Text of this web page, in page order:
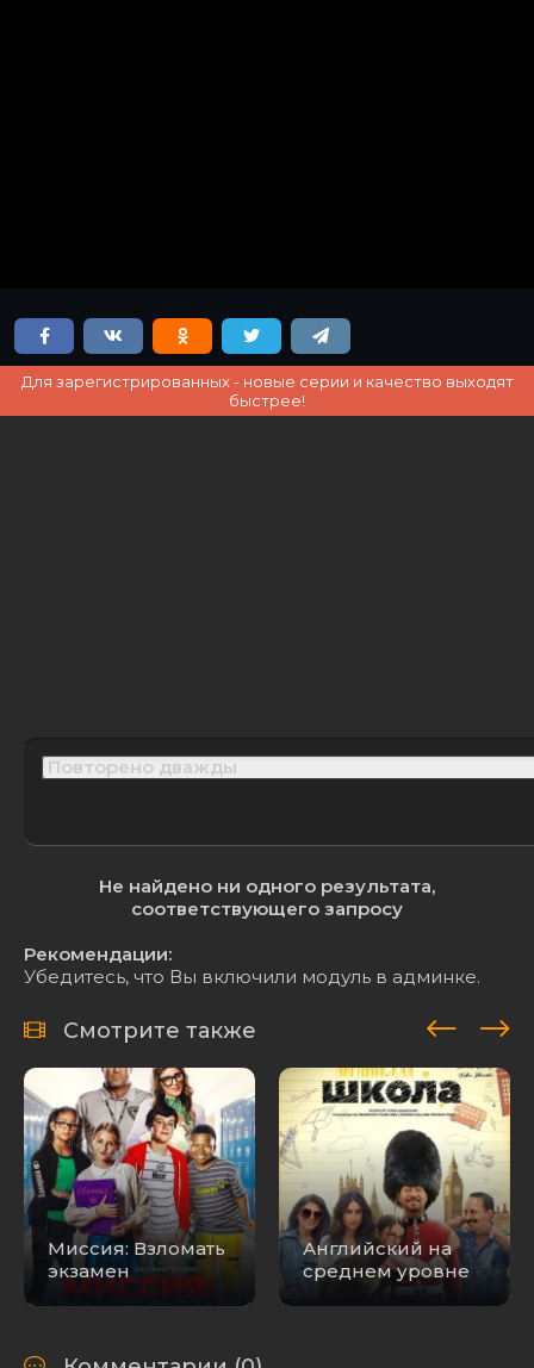
Для зарегистрированных - новые серии и качество выходят
быстрее!
Не найдено ни одного результата,
соответствующего запросу
Рекомендации:
Убедитесь, что Вы включили модуль в админке.
Смотрите также
Миссия: Взломать
экзамен
Английский на
среднем уровне